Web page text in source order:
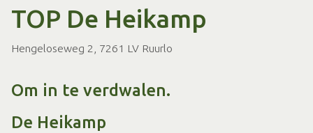
TOP De Heikamp
Hengeloseweg 2, 7261 LV Ruurlo
Om in te verdwalen.
De Heikamp